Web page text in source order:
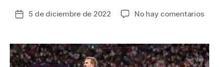
Fecha
entrada
5 de diciembre de 2022 No hay comentariosen
a